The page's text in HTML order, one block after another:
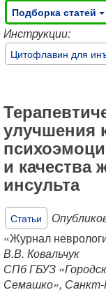
Подборка статей
Инструкции:
Цитофлавин для
улучшения
и качества
инсульта
Статьи
«Журнал
В.В. Ковальчук
СПб ГБУЗ
Семашко»,